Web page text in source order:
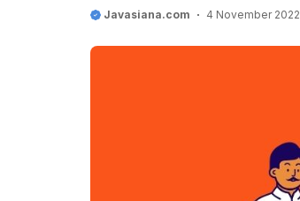
Javasiana.com 4 November 2022